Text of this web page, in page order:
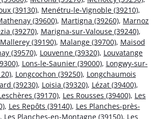
(39130), Menétru-le-Vignoble (39210),
(39600), Martigna (39260), Marnoz
(39270), Marigna-sur-Valouse (39240),
Mallerey (39190), Malange (39700), Maisod
(39570), Louvenne (39320), Louvatange
, Lons-le-Saunier (39000), Longwy-sur-
, Longcochon (39250), Longchaumois
(39230), Loisia (39320), Lézat (39400),
(39170), Les Rousses (39400), Les
, Les Repôts (39140), Les Planches-près-
, Les Planches-en-Montagne (39150), Les